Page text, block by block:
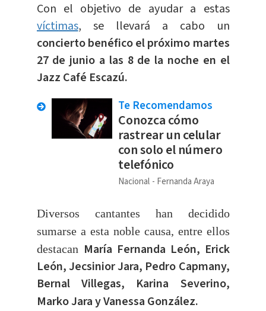
Con el objetivo de ayudar a estas
víctimas, se llevará a cabo un
concierto benéfico el próximo martes
27 de junio a las 8 de la noche en el
Jazz Café Escazú.
Te Recomendamos
Conozca cómo
rastrear un celular
con solo el número
telefónico
Nacional Fernanda Araya
Diversos cantantes han decidido
sumarse a esta noble causa, entre ellos
destacan María Fernanda León, Erick
León, Jecsinior Jara, Pedro Capmany,
Bernal Villegas, Karina Severino,
Marko Jara y Vanessa González.